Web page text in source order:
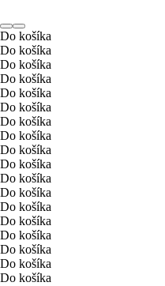
Do košíka
Do košíka
Do košíka
Do košíka
Do košíka
Do košíka
Do košíka
Do košíka
Do košíka
Do košíka
Do košíka
Do košíka
Do košíka
Do košíka
Do košíka
Do košíka
Do košíka
Do košíka